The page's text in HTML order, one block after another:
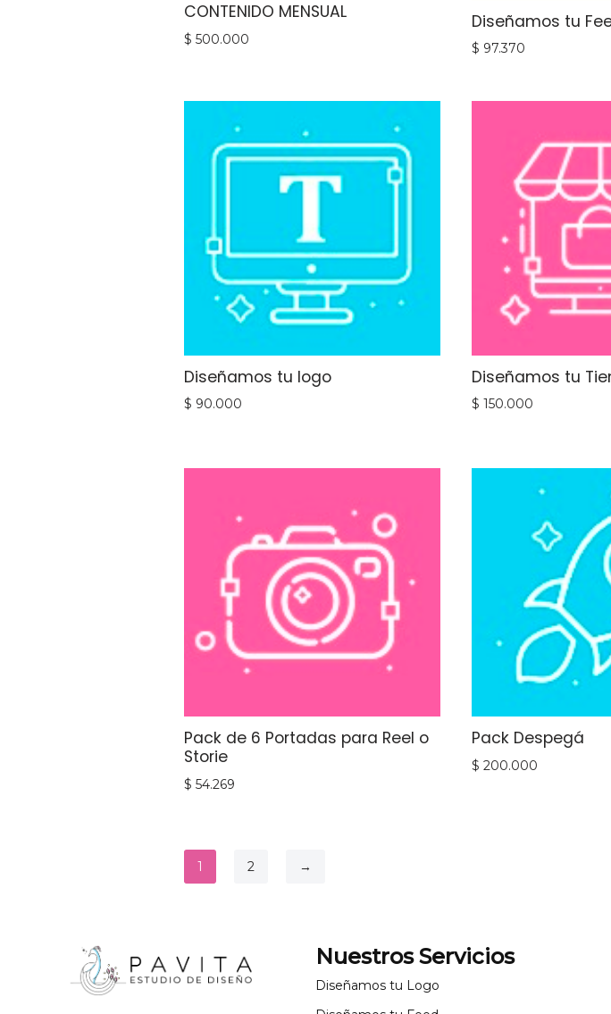
CONTENIDO MENSUAL
$ 500.000
Diseñamos tu
$ 97.370
Diseñamos tu logo
$ 90.000
Diseñamos tu
$ 150.000
Pack de 6 Portadas para Reel o
Storie
$ 54.269
Pack Despegá
$ 200.000
1 2 →
Nuestros Servicios
Diseñamos tu Logo